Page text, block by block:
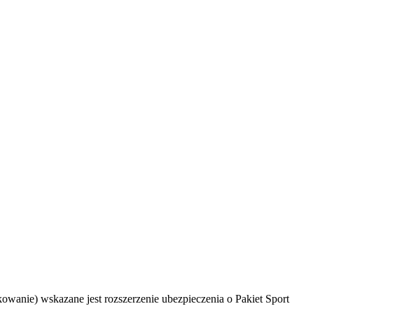
wskazane jest rozszerzenie ubezpieczenia o Pakiet Sport